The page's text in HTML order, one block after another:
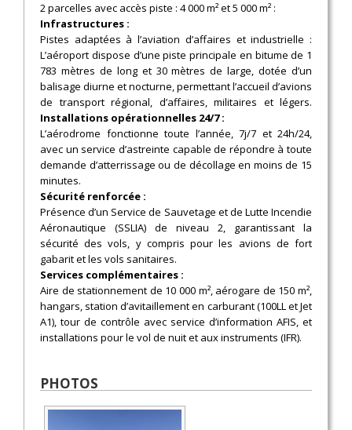
2 parcelles avec accès piste : 4 000 m² et 5 000 m² :
Infrastructures :
Pistes adaptées à l’aviation d’affaires et industrielle :
L’aéroport dispose d’une piste principale en bitume de 1
783 mètres de long et 30 mètres de large, dotée d’un
balisage diurne et nocturne, permettant l’accueil d’avions
de transport régional, d’affaires, militaires et légers.
Installations opérationnelles 24/7 :
L’aérodrome fonctionne toute l’année, 7j/7 et 24h/24,
avec un service d’astreinte capable de répondre à toute
demande d’atterrissage ou de décollage en moins de 15
minutes.
Sécurité renforcée :
Présence d’un Service de Sauvetage et de Lutte Incendie
Aéronautique (SSLIA) de niveau 2, garantissant la
sécurité des vols, y compris pour les avions de fort
gabarit et les vols sanitaires.
Services complémentaires :
Aire de stationnement de 10 000 m², aérogare de 150 m²,
hangars, station d’avitaillement en carburant (100LL et Jet
A1), tour de contrôle avec service d’information AFIS, et
installations pour le vol de nuit et aux instruments (IFR).
PHOTOS